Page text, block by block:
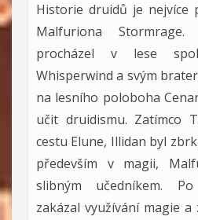
Historie druidů je nejvíce
Malfuriona
procházel v lese
Whisperwind a svým
na lesního poloboha
učit druidismu. Zatímco
cestu Elune, Illidan byl
především v magii,
slibným učedníkem.
zakázal využívání magie